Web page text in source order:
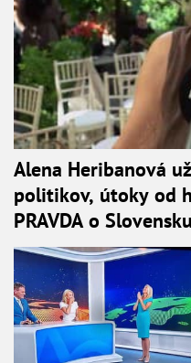
Alena Heribanová
politikov, útoky od
PRAVDA o